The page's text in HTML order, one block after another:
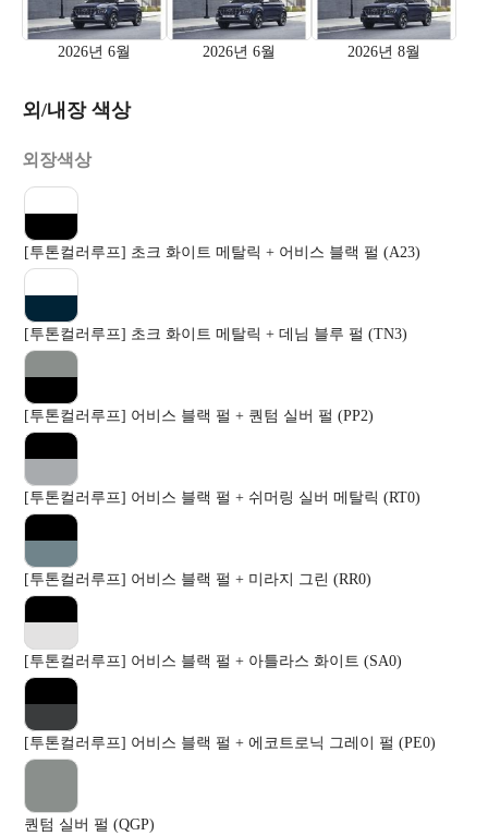
2026년 6월 2026년 6월 2026년 8월
외/내장 색상
외장색상
[투톤컬러루프] 초크 화이트 메탈릭 + 어비스 블랙 펄 (A23)
[투톤컬러루프] 초크 화이트 메탈릭 + 데님 블루 펄 (TN3)
[투톤컬러루프] 어비스 블랙 펄 + 퀀텀 실버 펄 (PP2)
[투톤컬러루프] 어비스 블랙 펄 + 쉬머링 실버 메탈릭 (RT0)
[투톤컬러루프] 어비스 블랙 펄 + 미라지 그린 (RR0)
[투톤컬러루프] 어비스 블랙 펄 + 아틀라스 화이트 (SA0)
[투톤컬러루프] 어비스 블랙 펄 + 에코트로닉 그레이 펄 (PE0)
퀀텀 실버 펄 (QGP)